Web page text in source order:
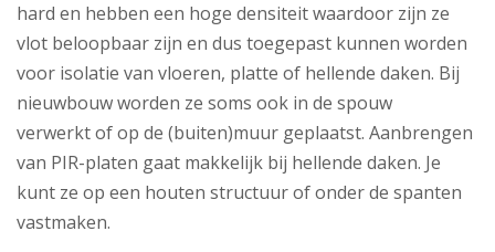
hard en hebben een hoge densiteit waardoor zijn ze
vlot beloopbaar zijn en dus toegepast kunnen worden
voor isolatie van vloeren, platte of hellende daken. Bij
nieuwbouw worden ze soms ook in de spouw
verwerkt of op de (buiten)muur geplaatst. Aanbrengen
van PIR-platen gaat makkelijk bij hellende daken. Je
kunt ze op een houten structuur of onder de spanten
vastmaken.